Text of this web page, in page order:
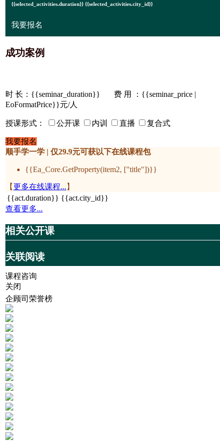
{{selected_activities.duration}} {{selected_activities.city_id}}
我要报名
成功案例
时 长： {{seminar_duration}}
费 用 ：{{seminar_price |
EoFormatPrice}}元/人
授课形式： 公开课 内训 直播 复合式
我要报名
顺手学一学 | 仅29.9元可获以下在线课程包
{{Ea_Core.GetProperty(item2, ["title"])}}
【更多在线课程... 】
{{act.duration}} {{act.city_id}}
查看更多...
相关公开课
关联阅读
课程咨询
关闭
企顾司荣誉榜